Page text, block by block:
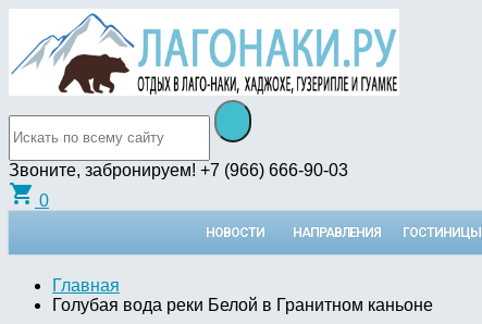
Звоните, забронируем! +7 (966) 666-90-03
shopping_cart 0
НОВОСТИ НАПРАВЛЕНИЯ ГОСТИНИЦЫ
Главная
Голубая вода реки Белой в Гранитном каньоне